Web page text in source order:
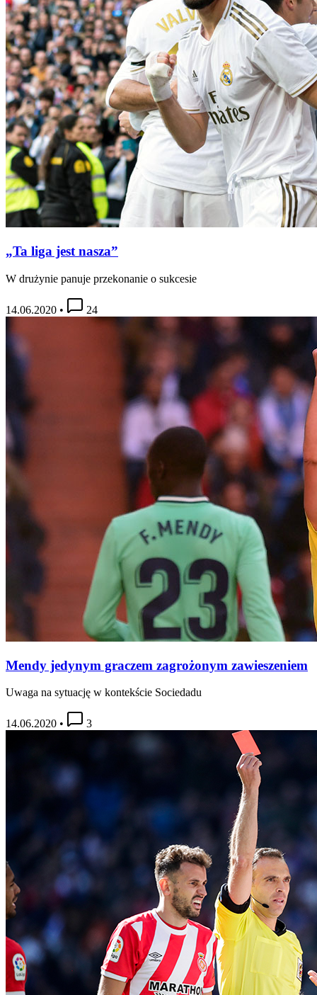
„Ta liga jest nasza”
W drużynie panuje przekonanie o sukcesie
14.06.2020 • 24
Mendy jedynym graczem zagrożonym zawieszeniem
Uwaga na sytuację w kontekście Sociedadu
14.06.2020 • 3